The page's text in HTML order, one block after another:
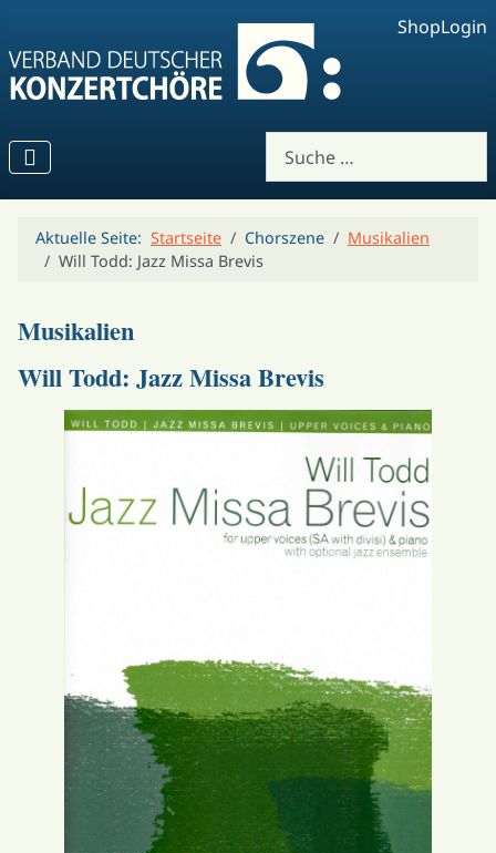
ShopLogin
Aktuelle Seite: Startseite Chorszene
Musikalien
Will Todd: Jazz Missa Brevis
Musikalien
Will Todd: Jazz Missa Brevis